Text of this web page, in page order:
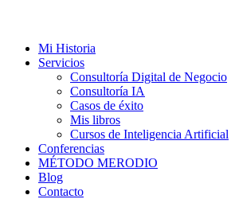
Mi Historia
Servicios
Consultoría Digital de Negocio
Consultoría IA
Casos de éxito
Mis libros
Cursos de Inteligencia Artificial
Conferencias
MÉTODO MERODIO
Blog
Contacto